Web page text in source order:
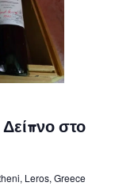
στο
Leros, Greece